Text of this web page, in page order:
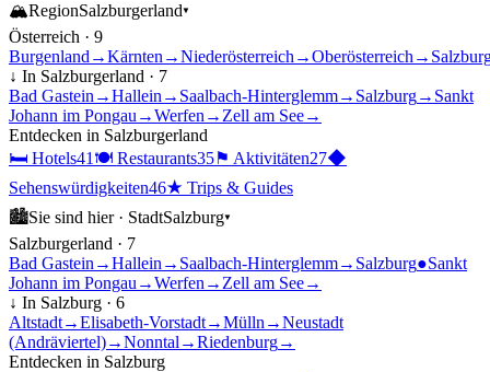
🏔RegionSalzburgerland▾
Österreich · 9
Burgenland →Kärnten →Niederösterreich →Oberösterreich →
↓ In Salzburgerland · 7
Bad Gastein →Hallein → Saalbach-Hinterglemm→ Salzburg→ Sankt
Johann im Pongau →Werfen → Zell am See→
Entdecken in Salzburgerland
🛏 Hotels41 🍽 Restaurants35⚑ Aktivitäten27◆
Sehenswürdigkeiten46★ Trips & Guides
🏙Sie sind hier · StadtSalzburg▾
Salzburgerland · 7
Bad Gastein →Hallein → Saalbach-Hinterglemm→ Salzburg●Sankt
Johann im Pongau →Werfen → Zell am See→
↓ In Salzburg · 6
Altstadt→Elisabeth-Vorstadt→Mülln →Neustadt
(Andräviertel)→Nonntal →Riedenburg→
Entdecken in Salzburg